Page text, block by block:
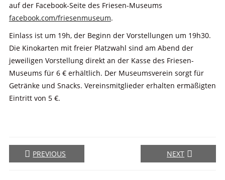
auf der Facebook-Seite des Friesen-Museums
facebook.com/friesenmuseum.
Einlass ist um 19h, der Beginn der Vorstellungen um 19h30.
Die Kinokarten mit freier Platzwahl sind am Abend der
jeweiligen Vorstellung direkt an der Kasse des Friesen-
Museums für 6 € erhältlich. Der Museumsverein sorgt für
Getränke und Snacks. Vereinsmitglieder erhalten ermäßigten
Eintritt von 5 €.
PREVIOUS NEXT